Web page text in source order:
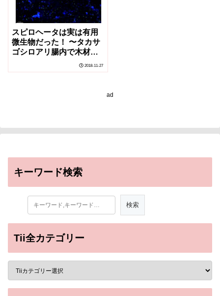
スピロヘータは実は有⽤
微⽣物だった！ 〜タカサ
ゴシロアリ腸内で⽊材の
消化をアシスト！〜 2018-11-27
ad
キーワード検索
Tii全カテゴリー